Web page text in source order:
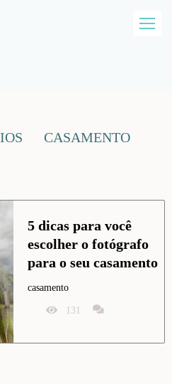
CASAMENTO
5 dicas para você
escolher o fotógrafo
para o seu casamento
casamento
131